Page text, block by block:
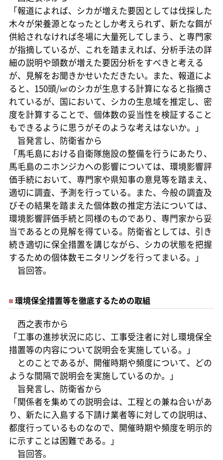
「報道によれば、シカが増えた要因としては伐採した
木々が栄養源となったとしか考えられず、新たな餌が
供給されなければ冬場に大量死してしまう、と専門家
が指摘しているが、これを踏まえれば、分析手法の詳
細の説明や頭数が増えた要因分析をすべきと考える
が、見解をお聞きかせいただきたい。また、報道によ
ると、150頭/㎢のシカが生息する計算になると指摘さ
れているが、国において、シカの生息域を推定し、密
度を計算することで、個体数の妥当性を検証すること
もできるように思うがそのような考えはないか。」
旨発言し、防衛省から
「馬毛島における自衛隊施設の整備を行うにあたり、
馬毛島のニホンジカへの影響については、環境影響評
価手続において、専門家や県知事の意見等を踏まえ、
適切に調査、予測を行っている。また、今般の調査及
びその結果を踏まえた個体数の推定方法については、
環境影響評価手続と同様のものであり、専門家から妥
当であるとの見解を得ている。防衛省としては、引き
続き適切に保全措置を講じながら、シカの状態を把握
するための個体数モニタリングを行ってまいる。」
旨回答。
環境保全措置等を徹底するための取組
西之表市から
「工事の進捗状況に応じ、工事受注者に対し環境保全
措置等の内容について説明会を実施している。」
とのことであるが、開催時期や頻度について、どの
ような間隔で説明会を実施しているのか。」
旨発言し、防衛省から
「関係者を集めての説明会は、工程との兼ね合いがあ
り、新たに入島する下請け業者等に対しての説明は、
都度行っているものなので、開催時期や頻度を明示的
に示すことは困難である。」
旨回答。